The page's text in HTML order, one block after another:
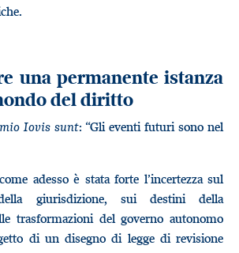
una permanente istanza
del diritto
Iovis sunt: “Gli eventi futuri sono nel
adesso è stata forte l’incertezza sul
giurisdizione, sui destini della
trasformazioni del governo autonomo
di un disegno di legge di revisione